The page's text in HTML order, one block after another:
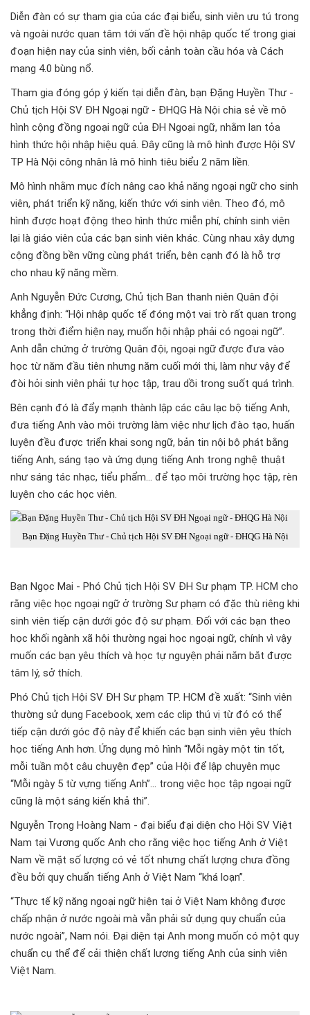
Diễn đàn có sự tham gia của các đại biểu, sinh viên ưu tú trong
và ngoài nước quan tâm tới vấn đề hội nhập quốc tế trong giai
đoạn hiện nay của sinh viên, bối cảnh toàn cầu hóa và Cách
mạng 4.0 bùng nổ.
Tham gia đóng góp ý kiến tại diễn đàn, bạn Đặng Huyền Thư -
Chủ tịch Hội SV ĐH Ngoại ngữ - ĐHQG Hà Nội chia sẻ về mô
hình cộng đồng ngoại ngữ của ĐH Ngoại ngữ, nhằm lan tỏa
hình thức hội nhập hiệu quả. Đây cũng là mô hình được Hội SV
TP Hà Nội công nhân là mô hình tiêu biểu 2 năm liền.
Mô hình nhằm mục đích nâng cao khả năng ngoại ngữ cho sinh
viên, phát triển kỹ năng, kiến thức với sinh viên. Theo đó, mô
hình được hoạt động theo hình thức miễn phí, chính sinh viên
lại là giáo viên của các bạn sinh viên khác. Cùng nhau xây dựng
cộng đồng bền vững cùng phát triển, bên cạnh đó là hỗ trợ
cho nhau kỹ năng mềm.
Anh Nguyễn Đức Cương, Chủ tịch Ban thanh niên Quân đội
khẳng định: “Hội nhập quốc tế đóng một vai trò rất quan trọng
trong thời điểm hiện nay, muốn hội nhập phải có ngoại ngữ”.
Anh dẫn chứng ở trường Quân đội, ngoại ngữ được đưa vào
học từ năm đầu tiên nhưng năm cuối mới thi, làm như vậy để
đòi hỏi sinh viên phải tự học tập, trau dồi trong suốt quá trình.
Bên cạnh đó là đẩy mạnh thành lập các câu lạc bộ tiếng Anh,
đưa tiếng Anh vào môi trường làm việc như lịch đào tạo, huấn
luyện đều được triển khai song ngữ, bản tin nội bộ phát bằng
tiếng Anh, sáng tạo và ứng dụng tiếng Anh trong nghệ thuật
như sáng tác nhạc, tiểu phẩm... để tạo môi trường học tập, rèn
luyện cho các học viên.
Bạn Đặng Huyền Thư - Chủ tịch Hội SV ĐH Ngoại ngữ - ĐHQG Hà Nội
Bạn Ngọc Mai - Phó Chủ tịch Hội SV ĐH Sư phạm TP. HCM cho
rằng việc học ngoại ngữ ở trường Sư phạm có đặc thù riêng khi
sinh viên tiếp cận dưới góc độ sư phạm. Đối với các bạn theo
học khối ngành xã hội thường ngại học ngoại ngữ, chính vì vậy
muốn các bạn yêu thích và học tự nguyện phải nắm bắt được
tâm lý, sở thích.
Phó Chủ tịch Hội SV ĐH Sư phạm TP. HCM đề xuất: “Sinh viên
thường sử dụng Facebook, xem các clip thú vị từ đó có thể
tiếp cận dưới góc độ này để khiến các bạn sinh viên yêu thích
học tiếng Anh hơn. Ứng dụng mô hình “Mỗi ngày một tin tốt,
mỗi tuần một câu chuyện đẹp” của Hội để lập chuyên mục
“Mỗi ngày 5 từ vựng tiếng Anh”... trong việc học tập ngoại ngữ
cũng là một sáng kiến khả thi”.
Nguyễn Trọng Hoàng Nam - đại biểu đại diện cho Hội SV Việt
Nam tại Vương quốc Anh cho rằng việc học tiếng Anh ở Việt
Nam về mặt số lượng có vẻ tốt nhưng chất lượng chưa đồng
đều bởi quy chuẩn tiếng Anh ở Việt Nam “khá loạn”.
“Thực tế kỹ năng ngoại ngữ hiện tại ở Việt Nam không được
chấp nhận ở nước ngoài mà vẫn phải sử dụng quy chuẩn của
nước ngoài”, Nam nói. Đại diện tại Anh mong muốn có một quy
chuẩn cụ thể để cải thiện chất lượng tiếng Anh của sinh viên
Việt Nam.